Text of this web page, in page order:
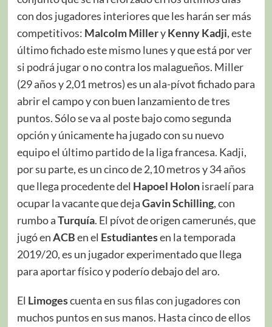
con dos jugadores interiores que les harán ser más
competitivos: Malcolm MilleryKenny Kadji, este
último fichado este mismo lunes y que está por ver
si podrá jugar o no contra los malagueños. Miller
(29 años y 2,01 metros) es un ala-pívot fichado para
abrir el campo y con buen lanzamiento de tres
puntos. Sólo se va al poste bajo como segunda
opción y únicamente ha jugado con su nuevo
equipo el último partido de la liga francesa. Kadji,
por su parte, es un cinco de 2,10 metros y 34 años
que llega procedente del Hapoel Holonisraelí para
ocupar la vacante que dejaGavin Schilling, con
rumbo aTurquía. El pívot de origen camerunés, que
jugó enACBen el Estudiantesen la temporada
2019/20, es un jugador experimentado que llega
para aportar físico y poderío debajo del aro.
El Limogescuenta en sus filas con jugadores con
muchos puntos en sus manos. Hasta cinco de ellos